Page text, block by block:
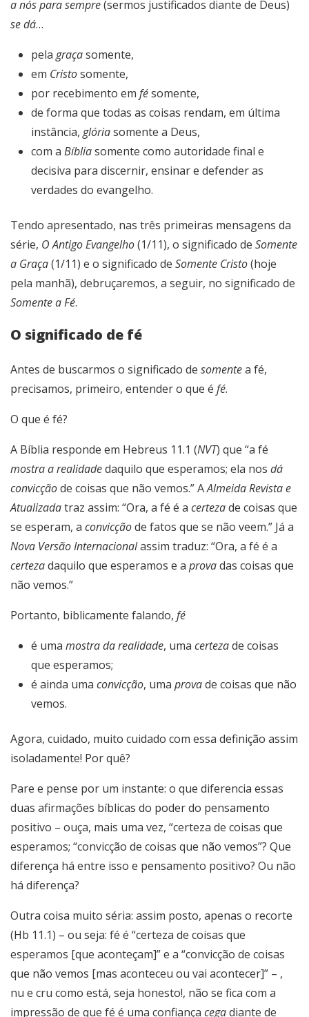
a nós para sempre(sermos justificados diante de Deus)
se dá…
pela graçasomente,
em Cristosomente,
por recebimento em fésomente,
de forma que todas as coisas rendam, em última
instância, glóriasomente a Deus,
com a Bíbliasomente como autoridade final e
decisiva para discernir, ensinar e defender as
verdades do evangelho.
Tendo apresentado, nas três primeiras mensagens da
série, O Antigo Evangelho(1/11), o significado de Somente
a Graça(1/11) e o significado de Somente Cristo(hoje
pela manhã), debruçaremos, a seguir, no significado de
Somente a Fé.
O significado de fé
Antes de buscarmos o significado de somentea fé,
precisamos, primeiro, entender o que é fé.
O que é fé?
A Bíblia responde em Hebreus 11.1 (NVT) que “a fé
mostra a realidadedaquilo que esperamos; ela nos dá
convicçãode coisas que não vemos.” AAlmeida Revista e
Atualizadatraz assim: “Ora, a fé é a certezade coisas que
se esperam, a convicçãode fatos que se não veem.” Já a
Nova Versão Internacionalassim traduz: “Ora, a fé é a
certezadaquilo que esperamos e a provadas coisas que
não vemos.”
Portanto, biblicamente falando, fé
é uma mostra da realidade, uma certezade coisas
que esperamos;
é ainda uma convicção, uma provade coisas que não
vemos.
Agora, cuidado, muito cuidado com essa definição assim
isoladamente! Por quê?
Pare e pense por um instante: o que diferencia essas
duas afirmações bíblicas do poder do pensamento
positivo – ouça, mais uma vez, “certeza de coisas que
esperamos; “convicção de coisas que não vemos”? Que
diferença há entre isso e pensamento positivo? Ou não
há diferença?
Outra coisa muito séria: assim posto, apenas o recorte
(Hb 11.1) – ou seja: fé é “certeza de coisas que
esperamos [que aconteçam]” e a “convicção de coisas
que não vemos [mas aconteceu ou vai acontecer]” – ,
nu e cru como está, seja honesto!, não se fica com a
impressão de que fé é uma confiança cegadiante de